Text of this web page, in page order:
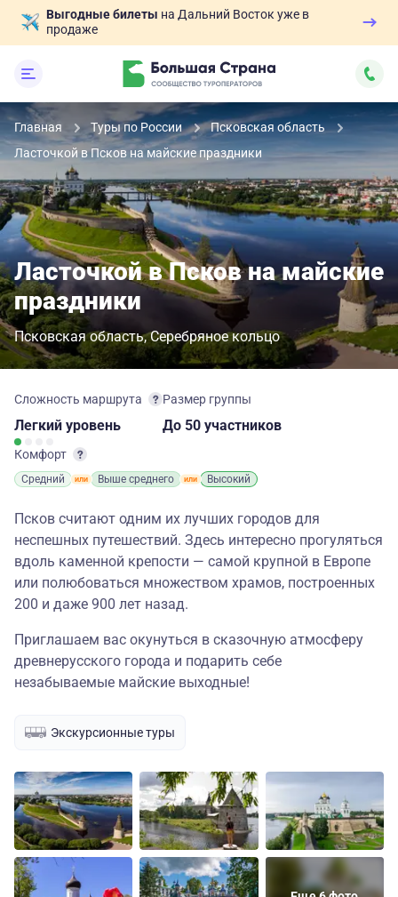
Выгодные билеты на Дальний Восток уже в
продаже
Главная Туры по России
Псковская область
Ласточкой в Псков на майские праздники
Ласточкой в Псков на майские
праздники
Псковская область Серебряное кольцо
Сложность маршрута
Легкий уровень
Комфорт
Средний Выше среднего Высокий
Размер группы
до 50 участников
Псков считают одним их лучших городов для
неспешных путешествий. Здесь интересно прогуляться
вдоль каменной крепости — самой крупной в Европе
или полюбоваться множеством храмов, построенных
200 и даже 900 лет назад.
Приглашаем вас окунуться в сказочную атмосферу
древнерусского города и подарить себе
незабываемые майские выходные!
Экскурсионные туры